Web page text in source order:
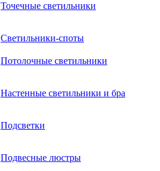
Точечные светильники
Светильники-споты
Потолочные светильники
Настенные светильники и бра
Подсветки
Подвесные люстры